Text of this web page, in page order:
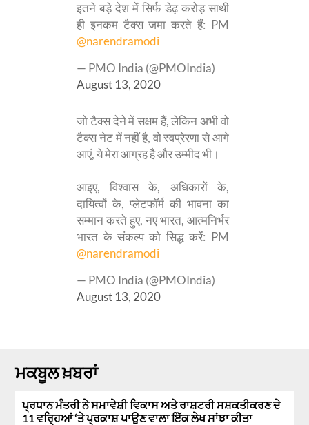
इतने बड़े देश में सिर्फ डेढ़ करोड़ साथी
ही इनकम टैक्स जमा करते हैं: PM
@narendramodi
— PMO India (@PMOIndia)
August 13, 2020
जो टैक्स देने में सक्षम हैं, लेकिन अभी वो
टैक्स नेट में नहीं है, वो स्वप्रेरणा से आगे
आएं, ये मेरा आग्रह है और उम्मीद भी।
आइए, विश्वास के, अधिकारों के,
दायित्वों के, प्लेटफॉर्म की भावना का
सम्मान करते हुए, नए भारत, आत्मनिर्भर
भारत के संकल्प को सिद्ध करें: PM
@narendramodi
— PMO India (@PMOIndia)
August 13, 2020
ਮਕਬੂਲ ਖ਼ਬਰਾਂ
ਪ੍ਰਧਾਨ ਮੰਤਰੀ ਨੇ ਸਮਾਵੇਸ਼ੀ ਵਿਕਾਸ ਅਤੇ ਰਾਸ਼ਟਰੀ ਸਸ਼ਕਤੀਕਰਣ ਦੇ
11 ਵਰ੍ਹਿਆਂ ‘ਤੇ ਪ੍ਰਕਾਸ਼ ਪਾਉਣ ਵਾਲਾ ਇੱਕ ਲੇਖ ਸਾਂਝਾ ਕੀਤਾ